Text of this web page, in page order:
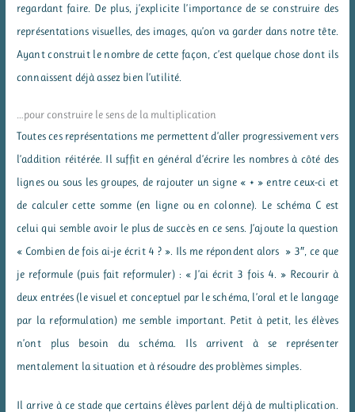
regardant faire. De plus, j’explicite l’importance de se construire des
représentations visuelles, des images, qu’on va garder dans notre tête.
Ayant construit le nombre de cette façon, c’est quelque chose dont ils
connaissent déjà assez bien l’utilité.
…pour construire le sens de la multiplication
Toutes ces représentations me permettent d’aller progressivement vers
l’addition réitérée. Il suffit en général d’écrire les nombres à côté des
lignes ou sous les groupes, de rajouter un signe « + » entre ceux-ci et
de calculer cette somme (en ligne ou en colonne). Le schéma C est
celui qui semble avoir le plus de succès en ce sens. J’ajoute la question
« Combien de fois ai-je écrit 4 ? ». Ils me répondent alors » 3″, ce que
je reformule (puis fait reformuler) : « J’ai écrit 3 fois 4. » Recourir à
deux entrées (le visuel et conceptuel par le schéma, l’oral et le langage
par la reformulation) me semble important. Petit à petit, les élèves
n’ont plus besoin du schéma. Ils arrivent à se représenter
mentalement la situation et à résoudre des problèmes simples.
Il arrive à ce stade que certains élèves parlent déjà de multiplication.